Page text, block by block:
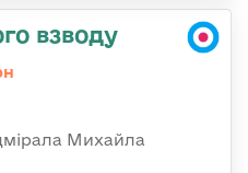
взводу
Михайла